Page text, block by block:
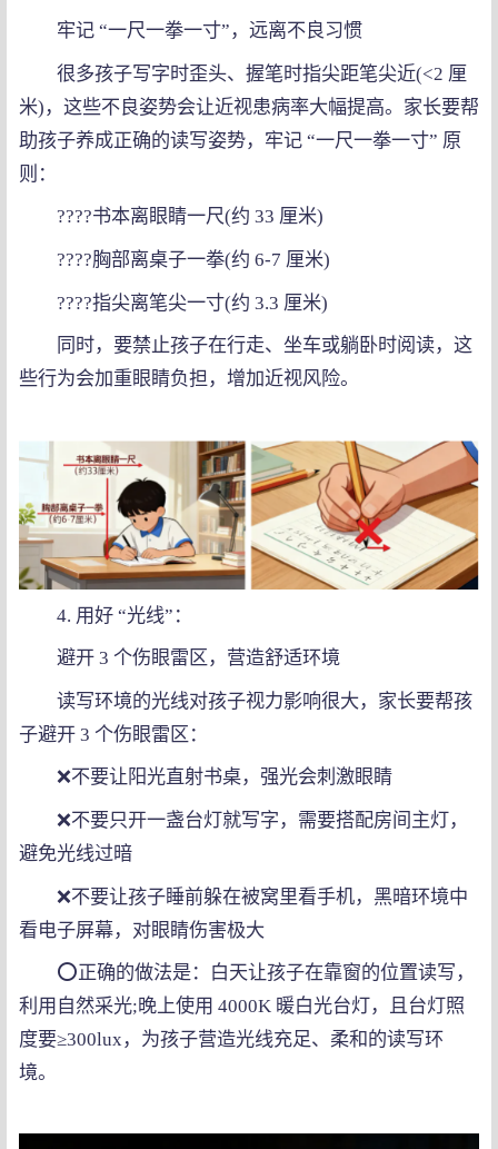
牢记 “一尺一拳一寸”，远离不良习惯
很多孩子写字时歪头、握笔时指尖距笔尖近(<2 厘
米)，这些不良姿势会让近视患病率大幅提高。家长要帮
助孩子养成正确的读写姿势，牢记 “一尺一拳一寸” 原
则：
????书本离眼睛一尺(约 33 厘米)
????胸部离桌子一拳(约 6-7 厘米)
????指尖离笔尖一寸(约 3.3 厘米)
同时，要禁止孩子在行走、坐车或躺卧时阅读，这
些行为会加重眼睛负担，增加近视风险。
4. 用好 “光线”：
避开 3 个伤眼雷区，营造舒适环境
读写环境的光线对孩子视力影响很大，家长要帮孩
子避开 3 个伤眼雷区：
❌不要让阳光直射书桌，强光会刺激眼睛
❌不要只开一盏台灯就写字，需要搭配房间主灯，
避免光线过暗
❌不要让孩子睡前躲在被窝里看手机，黑暗环境中
看电子屏幕，对眼睛伤害极大
⭕正确的做法是：白天让孩子在靠窗的位置读写，
利用自然采光;晚上使用 4000K 暖白光台灯，且台灯照
度要≥300lux，为孩子营造光线充足、柔和的读写环
境。